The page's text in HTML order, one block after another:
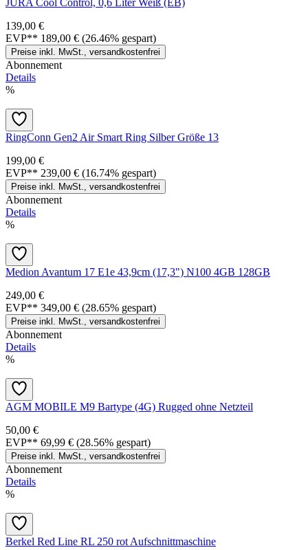
JURA Cool Control, 0,6 Liter Weiß (EB)
139,00 €
EVP** 189,00 € (26.46% gespart)
Preise inkl. MwSt., versandkostenfrei
Abonnement
Details
%
RingConn Gen2 Air Smart Ring Silber Größe 13
199,00 €
EVP** 239,00 € (16.74% gespart)
Preise inkl. MwSt., versandkostenfrei
Abonnement
Details
%
Medion Avantum 17 E1e 43,9cm (17,3") N100 4GB 128GB
249,00 €
EVP** 349,00 € (28.65% gespart)
Preise inkl. MwSt., versandkostenfrei
Abonnement
Details
%
AGM MOBILE M9 Bartype (4G) Rugged ohne Netzteil
50,00 €
EVP** 69,99 € (28.56% gespart)
Preise inkl. MwSt., versandkostenfrei
Abonnement
Details
%
Berkel Red Line RL 250 rot Aufschnittmaschine